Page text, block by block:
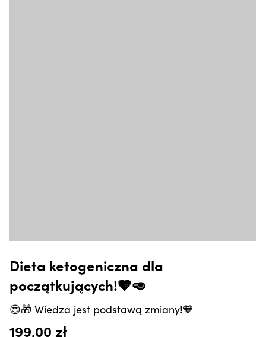
Dieta ketogeniczna dla
początkujących!🧡🥑
😍🎁 Wiedza jest podstawą zmiany!🧡
199,00 zł